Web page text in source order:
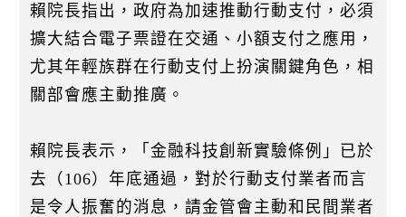
賴院長指出，政府為加速推動行動支付，必須
擴大結合電子票證在交通、小額支付之應用，
尤其年輕族群在行動支付上扮演關鍵角色，相
關部會應主動推廣。
賴院長表示，「金融科技創新實驗條例」已於
去（106）年底通過，對於行動支付業者而言
是令人振奮的消息，請金管會主動和民間業者